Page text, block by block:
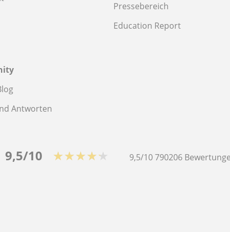
Pressebereich
Education Report
Antworten
9,5/10 ★★★★★ 9,5/10790206